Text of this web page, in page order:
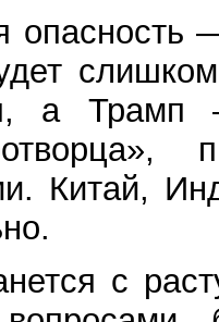
опасность
а
Китай,
с